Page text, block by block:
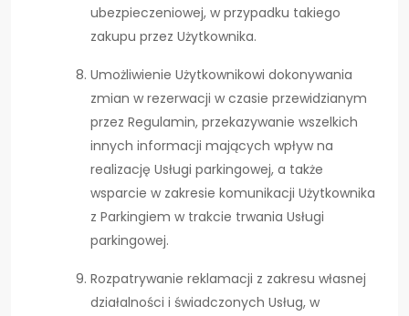
ubezpieczeniowej, w przypadku takiego
zakupu przez Użytkownika.
Umożliwienie Użytkownikowi dokonywania
zmian w rezerwacji w czasie przewidzianym
przez Regulamin, przekazywanie wszelkich
innych informacji mających wpływ na
realizację Usługi parkingowej, a także
wsparcie w zakresie komunikacji Użytkownika
z Parkingiem w trakcie trwania Usługi
parkingowej.
Rozpatrywanie reklamacji z zakresu własnej
działalności i świadczonych Usług, w